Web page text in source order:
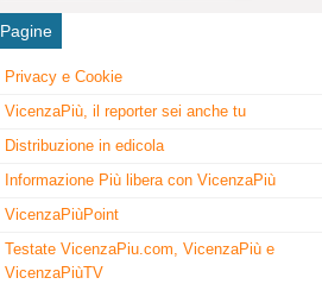
Pagine
Privacy e Cookie
VicenzaPiù, il reporter sei anche tu
Distribuzione in edicola
Informazione Più libera con VicenzaPiù
VicenzaPiùPoint
Testate VicenzaPiu.com, VicenzaPiù e
VicenzaPiùTV